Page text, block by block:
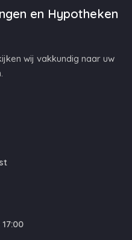
en Hypotheken
wij vakkundig naar uw